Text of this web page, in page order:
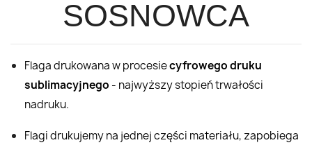
SOSNOWCA
Flaga drukowana w procesiecyfrowego druku
sublimacyjnego - najwyższy stopień trwałości
nadruku.
Flagi drukujemy na jednej części materiału, zapobiega